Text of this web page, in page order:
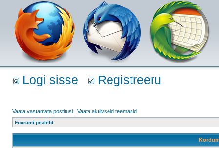
Logi sisse Registreeru
Vaata vastamata postitusi | Vaata aktiivseid teemasid
Foorumi pealeht